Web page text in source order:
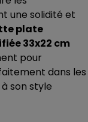
une solidité et
plate
33x22 cm
pour
dans les
son style